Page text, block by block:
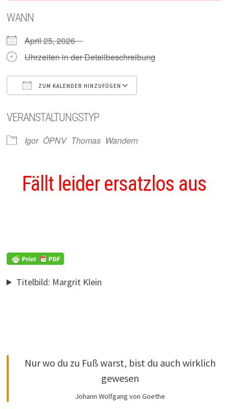
WANN
April 25, 2026
Uhrzeiten in der Detailbeschreibung
ZUM KALENDER HINZUFÜGEN
VERANSTALTUNGSTYP
Igor ÖPNV Thomas Wandern
Fällt leider ersatzlos aus
Titelbild: Margrit Klein
Nur wo du zu Fuß warst, bist du auch wirklich
gewesen
Johann Wolfgang von Goethe